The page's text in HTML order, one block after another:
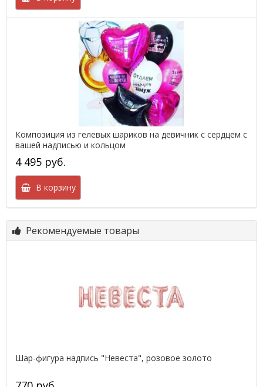
Композиция из гелевых шариков на девичник с сердцем с
вашей надписью и кольцом
4 495 руб.
В корзину
Рекомендуемые товары
Шар-фигура надпись "Невеста", розовое золото